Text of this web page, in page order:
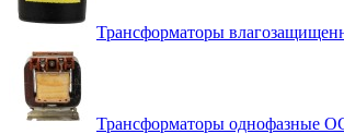
Трансформаторы
Трансформаторы однофазные